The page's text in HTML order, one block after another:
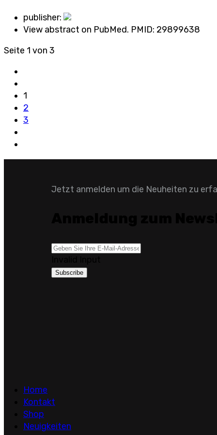
publisher:
View abstract on PubMed. PMID: 29899638
Seite 1 von 3
1
2
3
Jetzt anmelden um die Neuheiten zu
Subscribe
Home
Kontakt
Shop
Neuigkeiten